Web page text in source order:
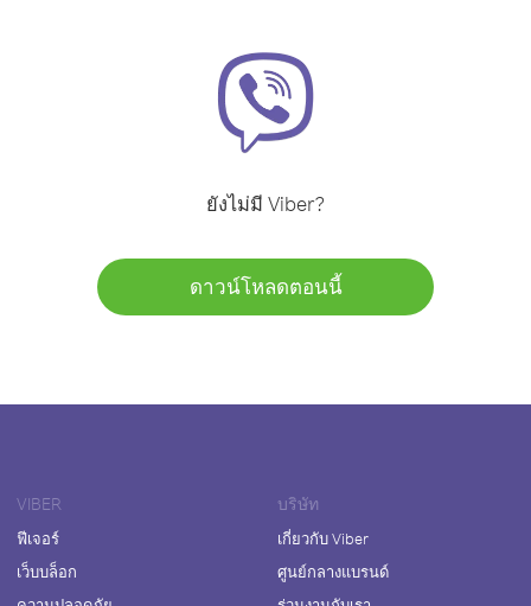
ยังไม่มี Viber?
ดาวน์โหลดตอนนี้
VIBER
ฟีเจอร์
เว็บบล็อก
บริษัท
เกี่ยวกับ Viber
ศูนย์กลางแบรนด์